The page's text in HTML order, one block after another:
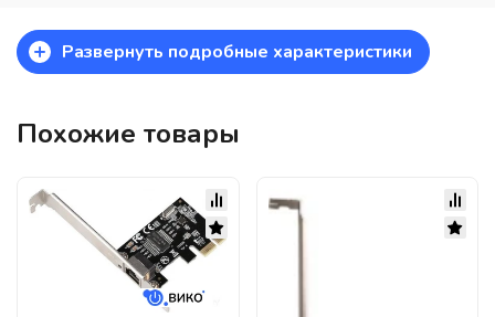
+ Развернуть подробные характеристики
Похожие товары